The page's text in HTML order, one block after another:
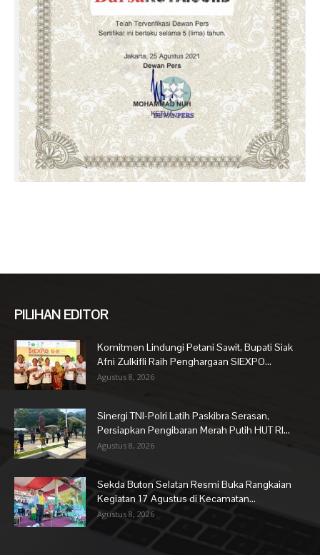
PILIHAN EDITOR
Komitmen Lindungi Petani Sawit, Bupati Siak
Afni Zulkifli Raih Penghargaan SIEXPO...
Agustus 8, 2026
Sinergi TNI-Polri Latih Paskibra Serasan,
Persiapkan Pengibaran Merah Putih HUT RI...
Agustus 8, 2026
Sekda Buton Selatan Resmi Buka Rangkaian
Kegiatan 17 Agustus di Kecamatan...
Agustus 8, 2026